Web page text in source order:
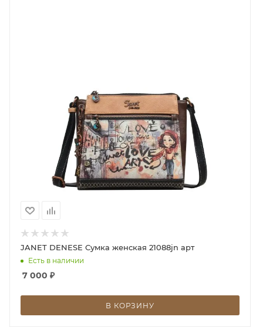
У сумки три отделения: два открытых на магнитных
кнопках и одно центральное на молнии. Внутри
основного отделения вас ждет карман на молнии и
пара открытых карманов для идеальной
организации вещей. В комплекте — длинный
регулируемый ремень на карабинах, позволяющий
носить сумку через плечо, добавляя образу
универсальности. Она гармонично сочетается с
разными стилями одежды, от классики до кэжуал,
обладательницы. Повседневная сумочка среднего
размера — отличный выбор для тех, кто ищет
стильный и вместительный вариант с удобными
карманами для организации пространства, а также
станет отличным подарком на день рождение или
любой другой праздник. Эта универсальная сумка
JANET DENESE Сумка женская 21088jn арт
Есть в наличии
7 000 ₽
В КОРЗИНУ